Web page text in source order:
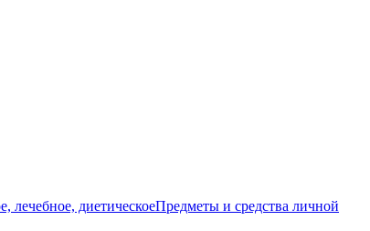
лечебное, диетическоеПредметы и средства личной